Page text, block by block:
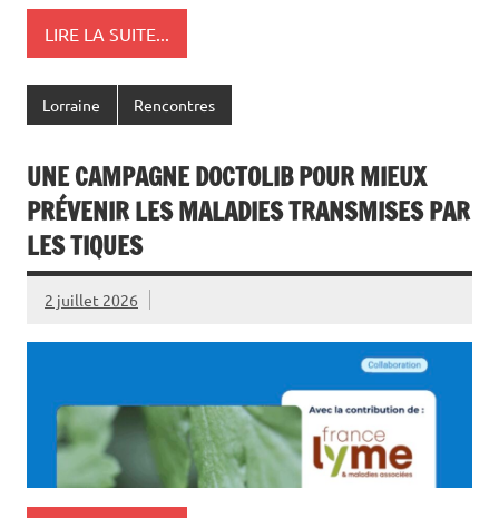
LIRE LA SUITE...
Lorraine Rencontres
UNE CAMPAGNE DOCTOLIB POUR MIEUX
PRÉVENIR LES MALADIES TRANSMISES PAR
LES TIQUES
2 juillet 2026